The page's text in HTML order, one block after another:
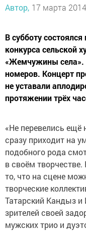
Автор, 17 марта
В субботу
конкурса сельской
«Жемчужины села».
номеров. Концерт
не уставали
протяжении трёх
«Не перевелись
сразу приходит на
подобного рода
в своём
то, что на сцене
творческие
Татарский Кандыз и
зрителей своей
мужских трио и